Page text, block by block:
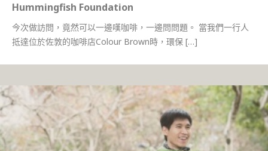
Hummingfish Foundation
今次做訪問，竟然可以一邊嘆咖啡，一邊問問題。 當我們一行人
抵達位於佐敦的咖啡店Colour Brown時，環保 […]